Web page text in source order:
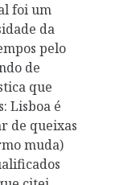
foi um
da
pelo
de
que
Lisboa é
de queixas
muda)